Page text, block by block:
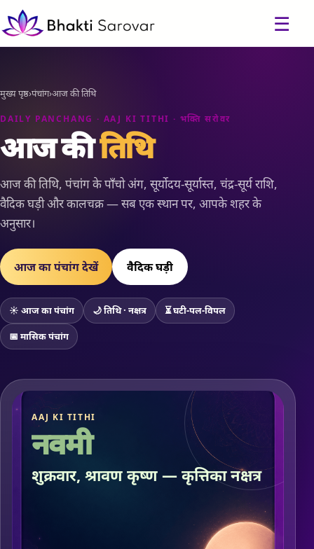
☰
मुख्य पृष्ठ›पंचांग›आज की तिथि
DAILY PANCHANG · AAJ KI TITHI · भक्ति सरोवर
आज कीतिथि
आज की तिथि, पंचांग के पाँचो अंग, सूर्योदय-सूर्यास्त, चंद्र-सूर्य राशि,
वैदिक घड़ी और कालचक्र — सब एक स्थान पर, आपके शहर के
अनुसार।
आज का पंचांग देखें वैदिक घड़ी
☀ आज का पंचांग 🌙 तिथि · नक्षत्र ⏳ घटी-पल-विपल
📅 मासिक पंचांग
AAJ KI TITHI
नवमी
शुक्रवार, श्रावण कृष्ण — कृत्तिका नक्षत्र